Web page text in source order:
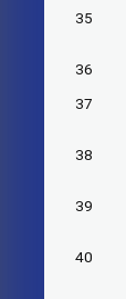
35
36
37
38
39
40